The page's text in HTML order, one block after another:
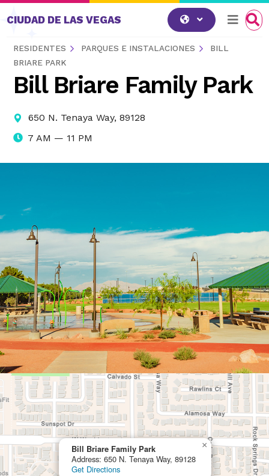
Saltar al contenido
CIUDAD DE LAS VEGAS
RESIDENTES PARQUES E INSTALACIONES
BILL
BRIARE PARK
Bill Briare Family Park
650 N. Tenaya Way, 89128
7 AM — 11 PM
Bill Briare Family Park
Address: 650 N. Tenaya Way, 89128
Get Directions
×